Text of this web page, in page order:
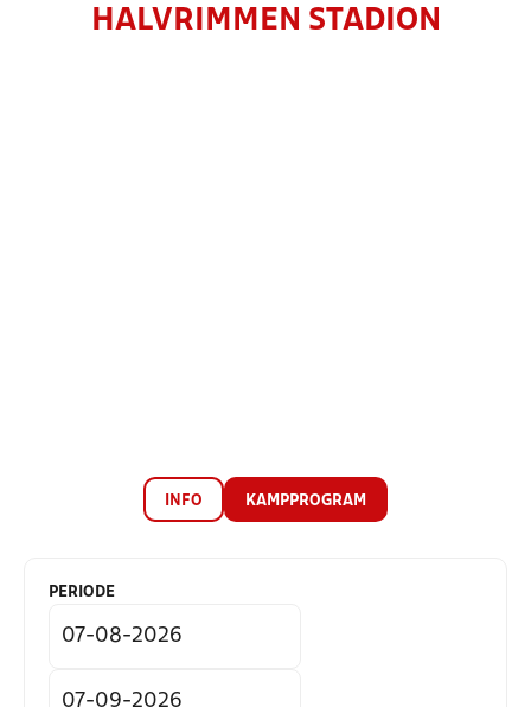
HALVRIMMEN STADION
INFO KAMPPROGRAM
PERIODE